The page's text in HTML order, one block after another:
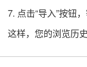
7. 点击“导入”按钮
这样，您的浏览历